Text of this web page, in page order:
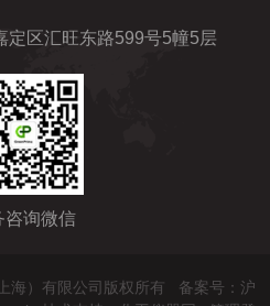
定区汇旺东路599号5幢5层
咨询微信
海）有限公司版权所有 备案号：沪